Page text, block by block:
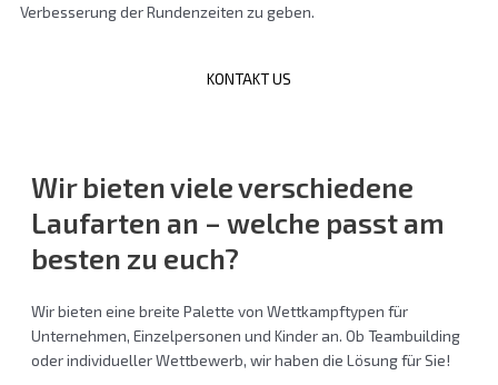
Verbesserung der Rundenzeiten zu geben.
KONTAKT US
Wir bieten viele verschiedene
Laufarten an – welche passt am
besten zu euch?
Wir bieten eine breite Palette von Wettkampftypen für
Unternehmen, Einzelpersonen und Kinder an. Ob Teambuilding
oder individueller Wettbewerb, wir haben die Lösung für Sie!